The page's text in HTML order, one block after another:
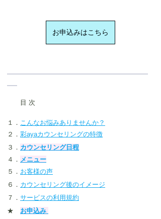
お申込みはこちら
目 次
１． こんなお悩みありませんか？
２． 彩ayaカウンセリングの特徴
３． カウンセリング日程
４． メニュー
５． お客様の声
６． カウンセリング後のイメージ
７． サービスの利用規約
★
お申込み